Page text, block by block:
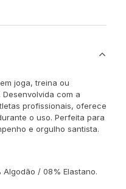
joga, treina ou
com a
profissionais, oferece
o uso. Perfeita para
e orgulho santista.
/ 08% Elastano.